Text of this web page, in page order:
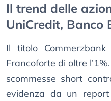
Il trend delle
UniCredit, Banco
Il titolo
Francoforte di oltre
scommesse short
evidenza da un